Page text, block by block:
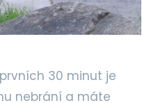
30 minut je
nebrání a máte